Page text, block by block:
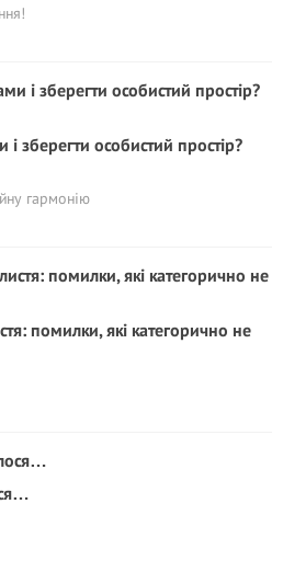
зберегти особистий простір?
гармонію
помилки, які категорично не